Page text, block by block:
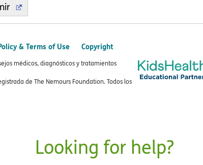
& Terms of Use Copyright
médicos, diagnósticos y tratamientos
de The Nemours Foundation. Todos los
Looking for help?